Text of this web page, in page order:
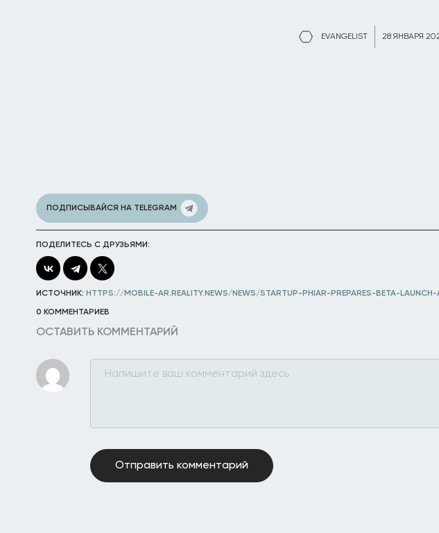
EVANGELIST 28 ЯНВАРЯ
ПОДПИСЫВАЙСЯ НА TELEGRAM
ПОДЕЛИТЕСЬ С ДРУЗЬЯМИ:
ИСТОЧНИК: HTTPS://MOBILE-AR.REALITY.NEWS/NEWS/STARTUP-PHIAR-PREPARES-BETA-
0 КОММЕНТАРИЕВ
ОСТАВИТЬ КОММЕНТАРИЙ